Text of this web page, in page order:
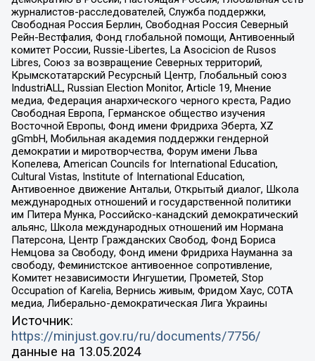
журналистов-расследователей, Служба поддержки,
Свободная Россия Берлин, Свободная Россия Северный
Рейн-Вестфалия, Фонд глобальной помощи, Антивоенный
комитет России, Russie-Libertes, La Asocicion de Rusos
Libres, Союз за возвращение Северных территорий,
Крымскотатарский Ресурсный Центр, Глобальный союз
IndustriALL, Russian Election Monitor, Article 19, Мнение
медиа, Федерация анархического черного креста, Радио
Свободная Европа, Германское общество изучения
Восточной Европы, Фонд имени Фридриха Эберта, XZ
gGmbH, Мобильная академия поддержки гендерной
демократии и миротворчества, Форум имени Льва
Копелева, American Councils for International Education,
Cultural Vistas, Institute of International Education,
Антивоенное движение Антальи, Открытый диалог, Школа
международных отношений и государственной политики
им Питера Мунка, Российско-канадский демократический
альянс, Школа международных отношений им Нормана
Патерсона, Центр Гражданских Свобод, Фонд Бориса
Немцова за Свободу, Фонд имени Фридриха Науманна за
свободу, Феминистское антивоенное сопротивление,
Комитет независимости Ингушетии, Прометей, Stop
Occupation of Karelia, Вернись живым, Фридом Хаус, СОТА
медиа, Либерально-демократическая Лига Украины
Источник:
https://minjust.gov.ru/ru/documents/7756/
данные на 13.05.2024